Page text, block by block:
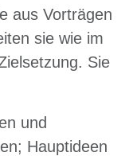
aus Vorträgen
sie wie im
Sie
und
Hauptideen